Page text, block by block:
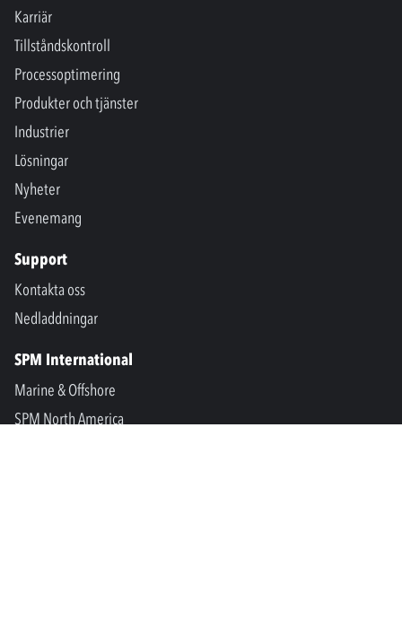
Karriär
Tillståndskontroll
Processoptimering
Produkter och tjänster
Industrier
Lösningar
Nyheter
Evenemang
Support
Kontakta oss
Nedladdningar
SPM International
Marine & Offshore
SPM North America